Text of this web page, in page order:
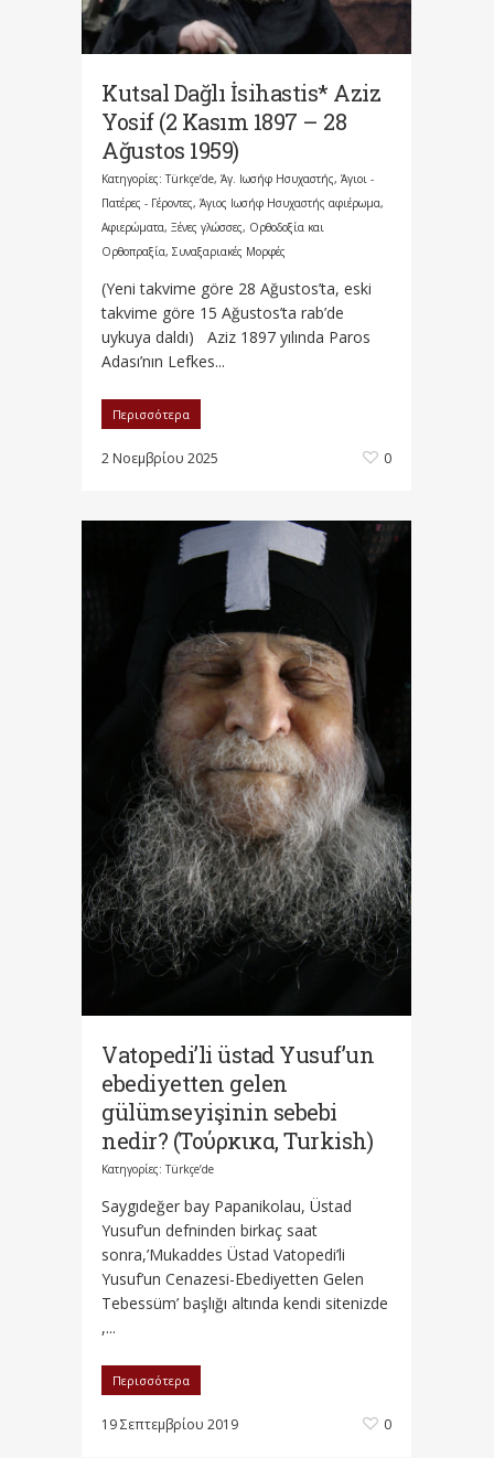
Kutsal Dağlı İsihastis* Aziz
Yosif (2 Kasım 1897 – 28
Ağustos 1959)
Κατηγορίες:Türkçe’de, Άγ. Ιωσήφ Ησυχαστής, Άγιοι -
Πατέρες - Γέροντες, Άγιος Ιωσήφ Ησυχαστής αφιέρωμα,
Αφιερώματα, Ξένες γλώσσες, Ορθοδοξία και
Ορθοπραξία, Συναξαριακές Μορφές
(Yeni takvime göre 28 Ağustos’ta, eski
takvime göre 15 Ağustos’ta rab’de
uykuya daldı) Aziz 1897 yılında Paros
Adası’nın Lefkes...
Περισσότερα
2 Νοεμβρίου 2025 0
Vatopedi’li üstad Yusuf’un
ebediyetten gelen
gülümseyişinin sebebi
nedir? (Τούρκικα, Turkish)
Κατηγορίες:Türkçe’de
Saygıdeğer bay Papanikolau, Üstad
Yusuf’un defninden birkaç saat
sonra,’Mukaddes Üstad Vatopedi’li
Yusuf’un Cenazesi-Ebediyetten Gelen
Tebessüm’ başlığı altında kendi sitenizde
,...
Περισσότερα
19 Σεπτεμβρίου 2019 0